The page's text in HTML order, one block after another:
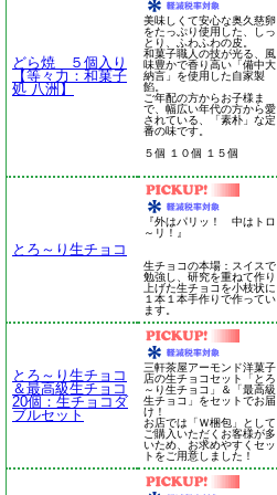
どら焼 ５個入り
【等々力：和菓子
処 八洲】
美味しくて安心な奥久慈卵
をたっぷり使用した、しっ
とり、ふわふわの皮。
和菓子職人の技が光る、風
味豊かで香り高い「備中大
納言」を使用した自家製
餡。
ご年配の方からお子様ま
で、幅広い年代の方から愛
されている、「素朴」な定
番の味です。
５個 １０個 １５個
とろ～り生チョコ
『外はパリッ！ 中はトロ
～リ！』
生チョコの本場：スイスで
勉強し、研究を重ねて作り
上げた生チョコを小枝状に
１本１本手作りで作ってい
ます。
とろ～り生チョコ
＆最高級生チョコ
20個：生チョコダ
ブルセット
三軒茶屋アーモンド洋菓子
店の生チョコセット「とろ
～り生チョコ」＆「最高級
生チョコ」をセットでお届
け！
お店では「Ｗ梱包」として
ご購入いただくお客様が多
いため、お求めやすくセッ
トをご用意しました！